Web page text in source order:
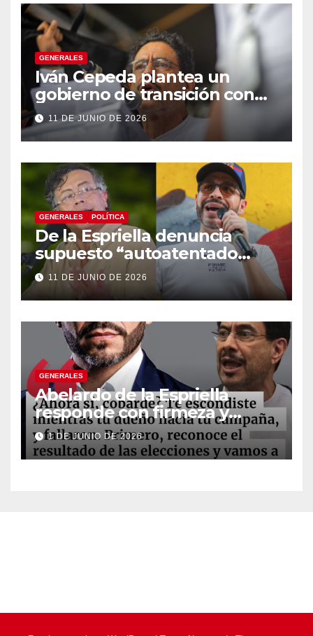
GENERALES
Iván Cepeda plantea un
gobierno de transición con
énfasis en el empalme
institucional y una eventual
constituyente
11 DE JUNIO DE 2026
GENERALES POLÍTICA
De la Espriella denuncia
supuesto “autoatentado
legislativo” tras decisión de
suspender provisionalmente
a Petro
11 DE JUNIO DE 2026
GENERALES
Abelardo de la Espriella
responde con firmeza y
fortalece su imagen de
liderazgo ante la controversia
1 DE JUNIO DE 2026